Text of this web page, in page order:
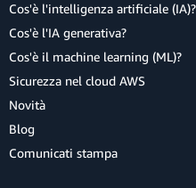
Cos'è l'intelligenza artificiale (IA)?
Cos'è l'IA generativa?
Cos'è il machine learning (ML)?
Sicurezza nel cloud AWS
Novità
Blog
Comunicati stampa